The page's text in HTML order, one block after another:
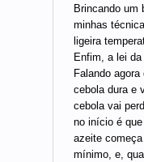
Brincando um
minhas
ligeira
Enfim, a lei
Falando
cebola dura e
cebola vai
no início é
azeite
mínimo, e,